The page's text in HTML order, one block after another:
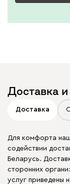
Доставка
Доставка
Для комфорта
содействии
Беларусь.
сторонних
услуг приведены